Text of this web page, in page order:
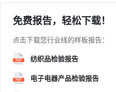
免费报告，轻松下载！
点击下载您行业线的样板报告：
纺织品检验报告
电子电器产品检验报告